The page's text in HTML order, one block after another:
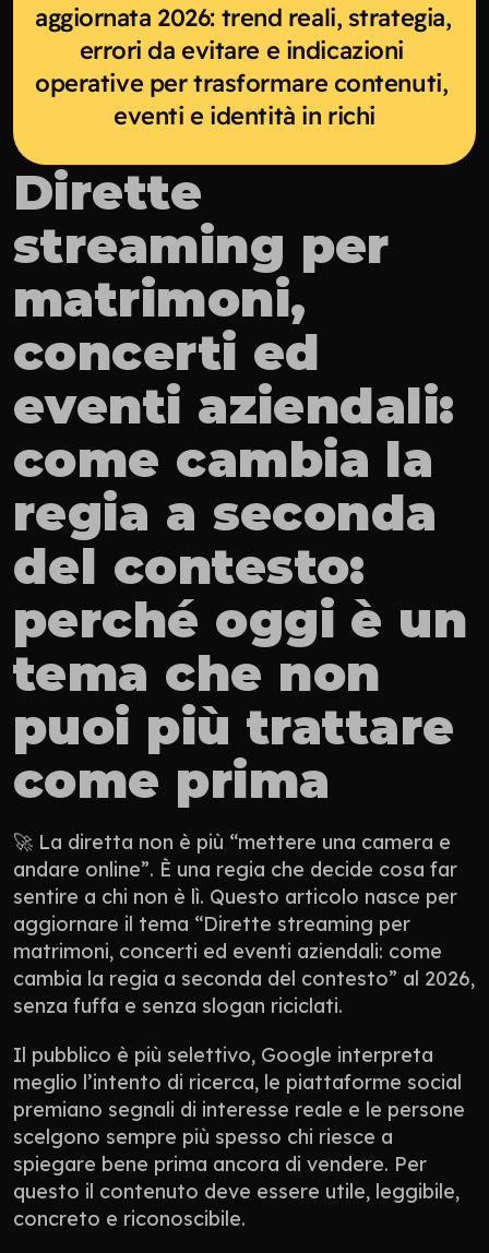
aggiornata 2026: trend reali, strategia,
errori da evitare e indicazioni
operative per trasformare contenuti,
eventi e identità in richi
Dirette
streaming per
matrimoni,
concerti ed
eventi aziendali:
come cambia la
regia a seconda
del contesto:
perché oggi è un
tema che non
puoi più trattare
come prima
🚀 La diretta non è più “mettere una camera e
andare online”. È una regia che decide cosa far
sentire a chi non è lì. Questo articolo nasce per
aggiornare il tema “Dirette streaming per
matrimoni, concerti ed eventi aziendali: come
cambia la regia a seconda del contesto” al 2026,
senza fuffa e senza slogan riciclati.
Il pubblico è più selettivo, Google interpreta
meglio l’intento di ricerca, le piattaforme social
premiano segnali di interesse reale e le persone
scelgono sempre più spesso chi riesce a
spiegare bene prima ancora di vendere. Per
questo il contenuto deve essere utile, leggibile,
concreto e riconoscibile.